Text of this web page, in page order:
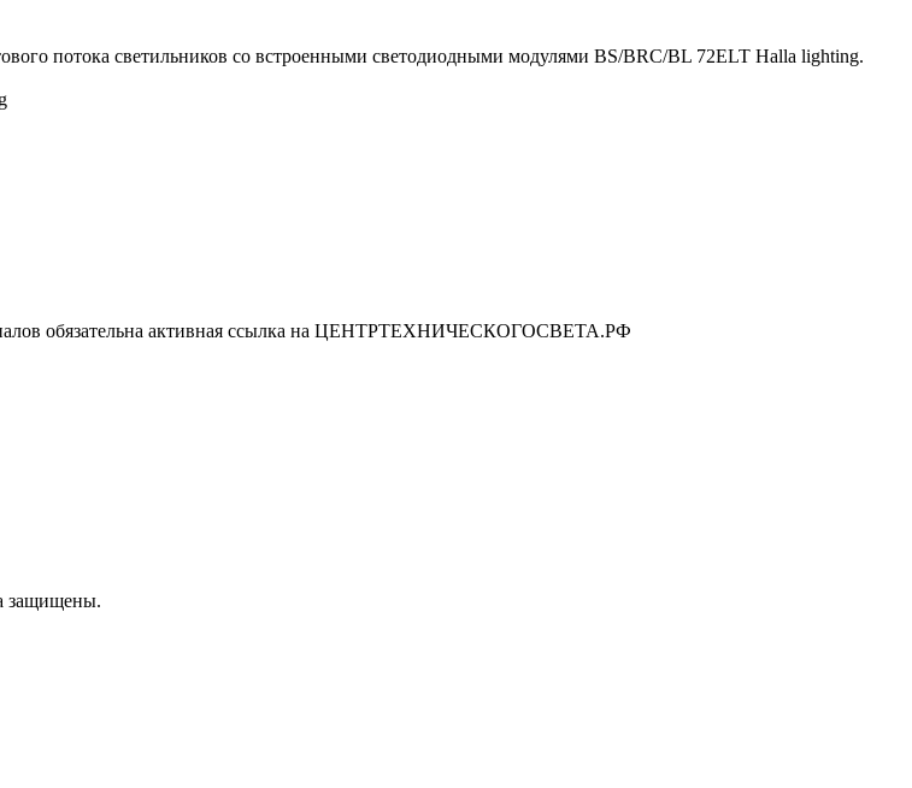
потока светильников со встроенными светодиодными модулями BS/BRC/BL 72ELT Halla lighting.
обязательна активная ссылка на ЦЕНТРТЕХНИЧЕСКОГОСВЕТА.РФ
защищены.